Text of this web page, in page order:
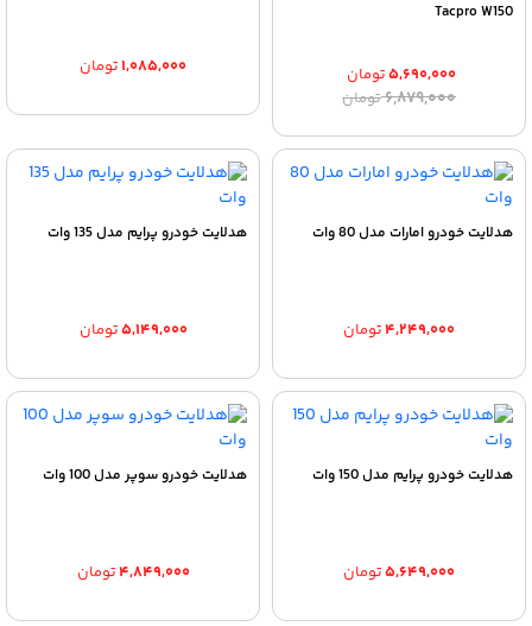
Tacpro W150
۶,۸۷۹,۰۰۰تومان
قیمت
۶,۸۷۹,۰۰۰ تومان
بود.
۵,۶۹۰,۰۰۰تومان
قیمت
۵,۶۹۰,۰۰۰ تومان.
۱,۰۸۵,۰۰۰تومان
هدلایت خودرو امارات مدل 80 وات
۴,۲۴۹,۰۰۰تومان
هدلایت خودرو پرایم مدل 135 وات
۵,۱۴۹,۰۰۰تومان
هدلایت خودرو پرایم مدل 150 وات
۵,۶۴۹,۰۰۰تومان
هدلایت خودرو سوپر مدل 100 وات
۴,۸۴۹,۰۰۰تومان